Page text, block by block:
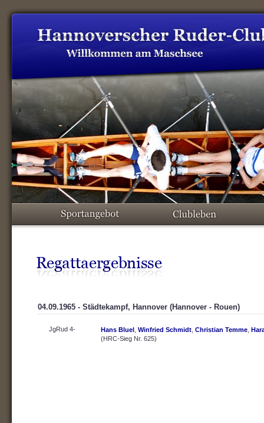
04.09.1965 - Städtekampf, Hannover (Hannover - Rouen)
JgRud 4- Hans Bluel Winfried Schmidt Christian Temme
(HRC-Sieg Nr. 625)